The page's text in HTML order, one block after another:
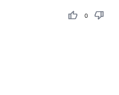
thumb_up thumb_down
0